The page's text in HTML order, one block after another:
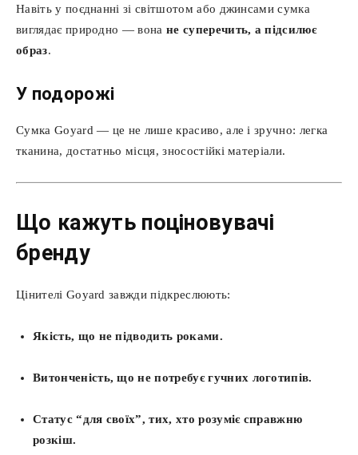
Навіть у поєднанні зі світшотом або джинсами сумка
виглядає природно — вонане суперечить, а підсилює
образ.
У подорожі
Сумка Goyard — це не лише красиво, але і зручно: легка
тканина, достатньо місця, зносостійкі матеріали.
Що кажуть поціновувачі
бренду
Цінителі Goyard завжди підкреслюють:
Якість, що не підводить роками.
Витонченість, що не потребує гучних логотипів.
Статус “для своїх”, тих, хто розуміє справжню
розкіш.